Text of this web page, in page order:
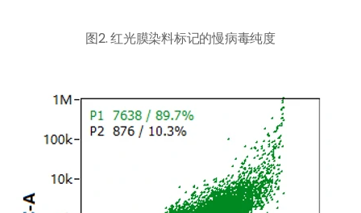
图2. 红光膜染料标记的慢病毒纯度